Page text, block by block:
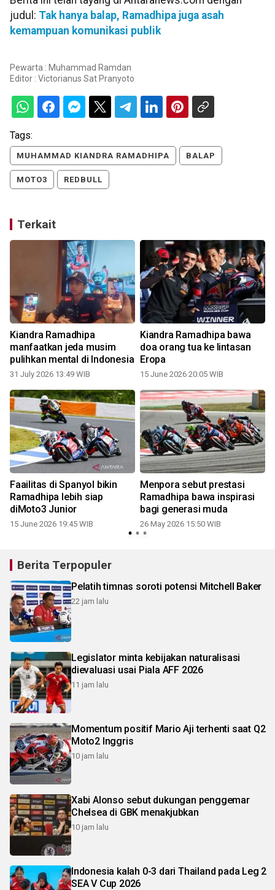
judul: Tak hanya balap, Ramadhipa juga asah
kemampuan komunikasi publik
Pewarta : Muhammad Ramdan
Editor : Victorianus Sat Pranyoto
Tags:
MUHAMMAD KIANDRA RAMADHIPA BALAP
MOTO3 REDBULL
Terkait
Kiandra Ramadhipa
manfaatkan jeda musim
pulihkan mental di Indonesia
31 July 2026 13:49 WIB
Kiandra Ramadhipa bawa
doa orang tua ke lintasan
Eropa
15 June 2026 20:05 WIB
Faailitas di Spanyol bikin
Ramadhipa lebih siap
diMoto3 Junior
15 June 2026 19:45 WIB
Menpora sebut prestasi
Ramadhipa bawa inspirasi
bagi generasi muda
26 May 2026 15:50 WIB
Berita Terpopuler
Pelatih timnas soroti potensi Mitchell Baker
22 jam lalu
Legislator minta kebijakan naturalisasi
dievaluasi usai Piala AFF 2026
11 jam lalu
Momentum positif Mario Aji terhenti saat Q2
Moto2 Inggris
10 jam lalu
Xabi Alonso sebut dukungan penggemar
Chelsea di GBK menakjubkan
10 jam lalu
Indonesia kalah 0-3 dari Thailand pada Leg 2
SEA V Cup 2026